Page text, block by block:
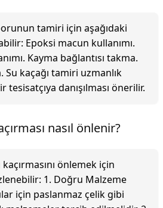
tamiri için aşağıdaki
Epoksi macun kullanımı.
Kayma bağlantısı takma.
Su kaçağı tamiri uzmanlık
danışılması önerilir.
nasıl önlenir?
önlemek için
1. Doğru Malzeme
için paslanmaz çelik gibi